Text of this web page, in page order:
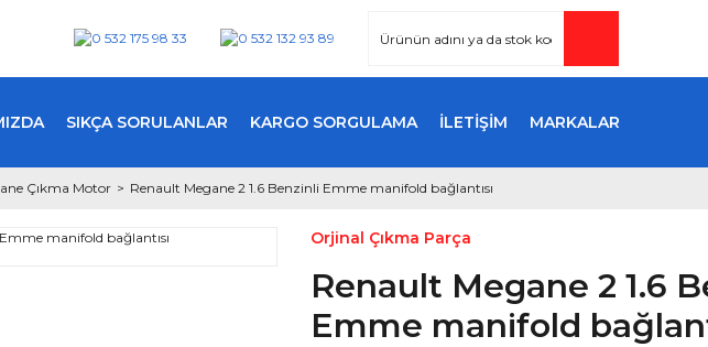
SIKÇA SORULANLAR KARGO SORGULAMA İLETİŞİM MARKALAR
Çıkma Motor Renault Megane 2 1.6 Benzinli Emme manifold bağlantısı
Orjinal Çıkma Parça
Renault Megane 2 1.6
Emme manifold